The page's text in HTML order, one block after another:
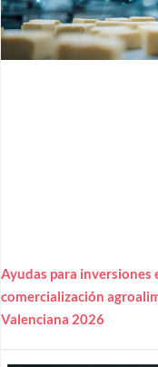
Ayudas para
comercialización
Valenciana 2026